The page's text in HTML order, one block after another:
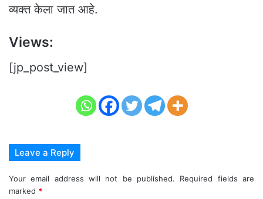
व्यक्त केला जात आहे.
Views:
[jp_post_view]
Leave a Reply
Your email address will not be published.
Required fields are
marked *